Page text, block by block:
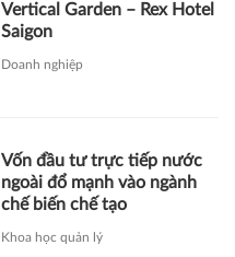
Vertical Garden – Rex Hotel
Saigon
Doanh nghiệp
Vốn đầu tư trực tiếp nước
ngoài đổ mạnh vào ngành
chế biến chế tạo
Khoa học quản lý